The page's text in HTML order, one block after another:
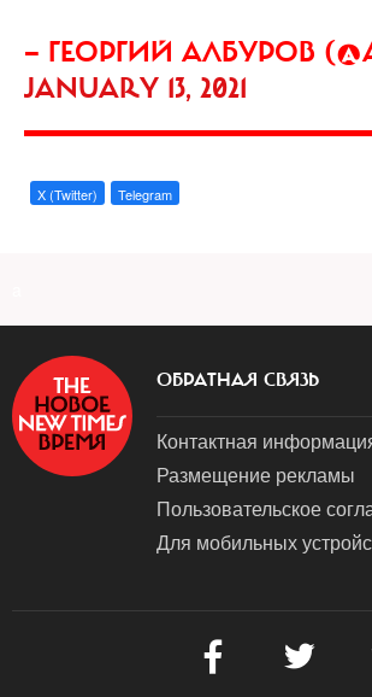
— ГЕОРГИЙ АЛБУРОВ
JANUARY 13, 2021
X (Twitter) Telegram
ОБРАТНАЯ СВЯЗЬ
Контактная
Размещение рекламы
Пользовательское
Для мобильных